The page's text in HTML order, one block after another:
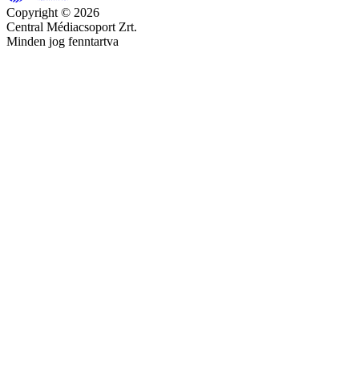
Copyright © 2026
Central Médiacsoport Zrt.
Minden jog fenntartva